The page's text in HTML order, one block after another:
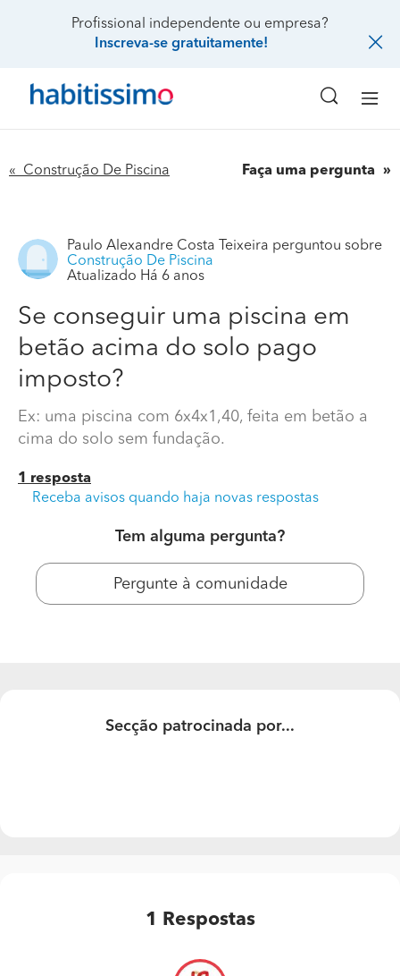
Profissional independente ou empresa?
Inscreva-se gratuitamente!
« Construção De Piscina Faça uma pergunta
Paulo Alexandre Costa Teixeira perguntou sobre
Construção De Piscina
Atualizado Há 6 anos
Se conseguir uma piscina em
betão acima do solo pago
imposto?
Ex: uma piscina com 6x4x1,40, feita em betão a
cima do solo sem fundação.
1 resposta
Receba avisos quando haja novas respostas
Tem alguma pergunta?
Pergunte à comunidade
Secção patrocinada por...
1 Respostas